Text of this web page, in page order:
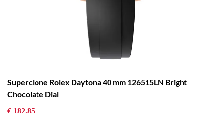
Superclone Rolex Daytona 40 mm 126515LN Bright
Chocolate Dial
€ 182.85